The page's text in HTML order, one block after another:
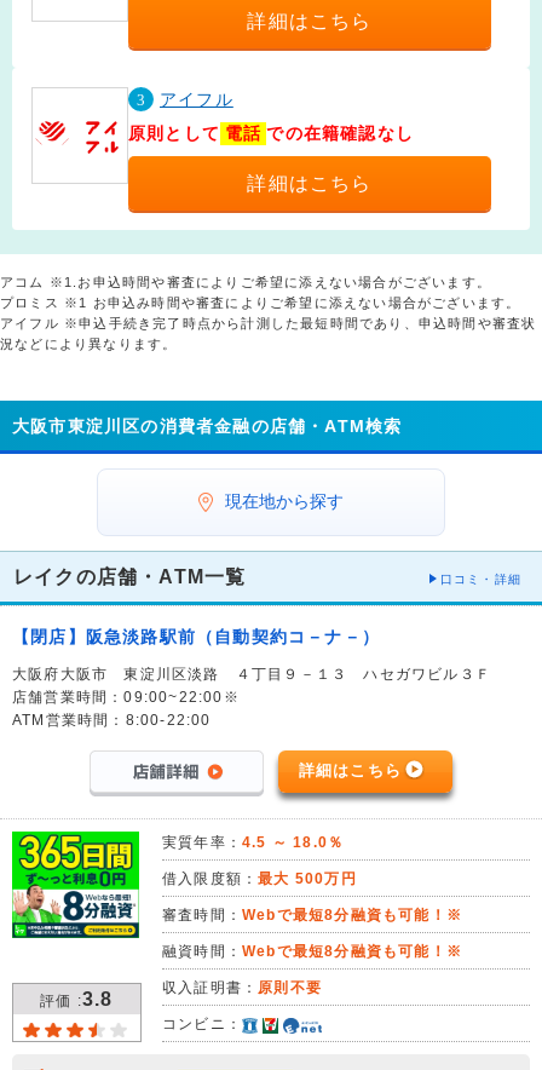
詳細はこちら
3
アイフル
原則として 電話 での在籍確認なし
詳細はこちら
アコム ※1.お申込時間や審査によりご希望に添えない場合がございます。
プロミス ※1 お申込み時間や審査によりご希望に添えない場合がございます。
アイフル ※申込手続き完了時点から計測した最短時間であり、申込時間や審査状
況などにより異なります。
大阪市東淀川区の消費者金融の店舗・ATM検索
現在地から探す
レイクの店舗・ATM一覧 口コミ・詳細
【閉店】阪急淡路駅前（自動契約コ－ナ－）
大阪府大阪市 東淀川区淡路 ４丁目９－１３ ハセガワビル３Ｆ
店舗営業時間：09:00~22:00※
ATM営業時間：8:00-22:00
詳細はこちら
評価 :3.8
実質年率： 4.5 ～ 18.0％
借入限度額：最大 500万円
審査時間： Webで最短8分融資も可能！※
融資時間： Webで最短8分融資も可能！※
収入証明書： 原則不要
コンビニ：